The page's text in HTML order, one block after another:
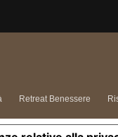
Retreat Benessere